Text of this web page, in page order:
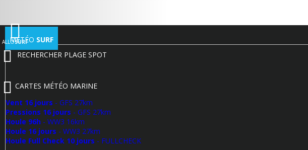
ALLOSURF
MÉTÉO SURF
RECHERCHER PLAGE SPOT
CARTES MÉTÉO MARINE
Vent 16 jours - GFS 27km
Pressions 16 jours - GFS 27km
Houle 96h - WW3 16km
Houle 16 jours - WW3 27km
Houle Full Check 10 jours - FULLCHECK